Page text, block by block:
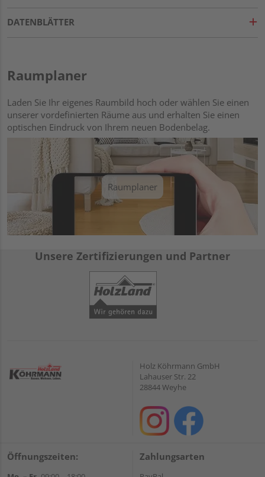
DATENBLÄTTER
Raumplaner
Laden Sie Ihr eigenes Raumbild hoch oder wählen Sie einen
unserer vordefinierten Räume aus und erhalten Sie einen
optischen Eindruck von Ihrem neuen Bodenbelag.
Raumplaner
Unsere Zertifizierungen und Partner
Holz Köhrmann GmbH
Lahauser Str. 22
28844 Weyhe
Öffnungszeiten: Zahlungsarten